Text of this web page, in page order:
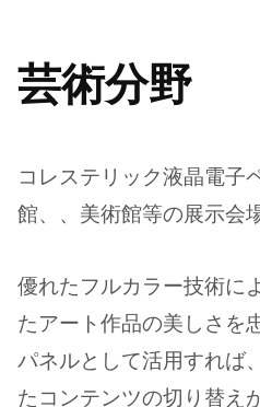
芸術分野
コレステリック液晶電子
館、、美術館等の展示会
優れたフルカラー技術に
たアート作品の美しさを
パネルとして活用すれば
たコンテンツの切り替え